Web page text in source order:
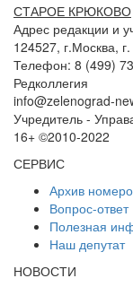
СТАРОЕ КРЮКОВО
Адрес редакции и
124527, г.Москва,
Телефон: 8 (499)
Редколлегия
info@zelenograd-
Учредитель -
16+ ©2010-2022
СЕРВИС
Архив
Вопрос-ответ
Полезная
Наш депутат
НОВОСТИ